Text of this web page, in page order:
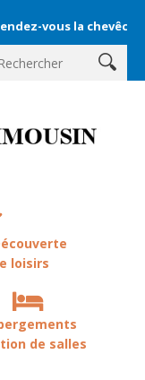
la chevêche 2026 !
loisirs
de salles